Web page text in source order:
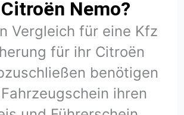
Nemo?
Vergleich für eine Kfz
für ihr Citroën
benötigen
ihren